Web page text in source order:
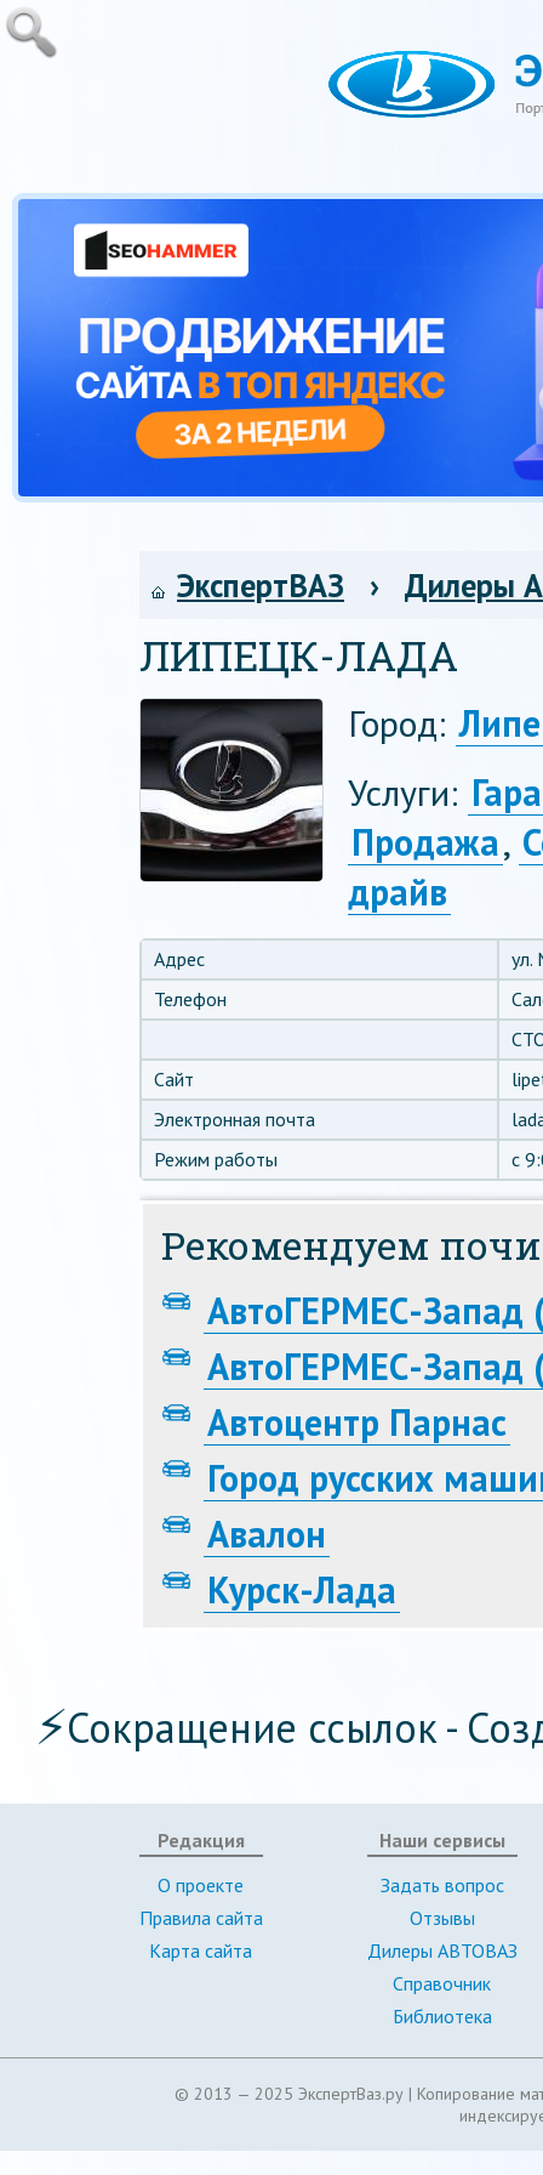
ЭкспертВАЗ › Дилеры
ЛИПЕЦК-ЛАДА
Город:
Услуги:
Продажа,
драйв
Адрес
ул.
Телефон
Сайт
Электронная почта
Режим работы
c
Рекомендуем
АвтоГЕРМЕС-Запад
АвтоГЕРМЕС-Запад
Автоцентр Парнас
Город русских
Авалон
Курск-Лада
⚡Сокращение ссылок -
Редакция
О проекте
Правила сайта
Карта сайта
Наши сервисы
Задать вопрос
Отзывы
Дилеры АВТОВАЗ
Справочник
Библиотека
© 2013 — 2025 ЭкспертВаз.ру | Копирование